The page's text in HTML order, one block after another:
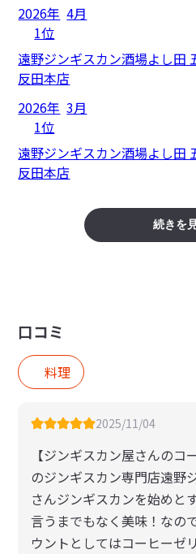
2026年 4月
1位
遠野ジンギスカン酒場よし田
反田本店
2026年 3月
1位
遠野ジンギスカン酒場よし田
反田本店
続きを
口コミ
料理
2025/11/04
【ジンギスカン屋さんの
のジンギスカン専門店遠野
さんジンギスカンを始めと
言うまでもなく美味！なの
ウントとしてはコーヒーゼ